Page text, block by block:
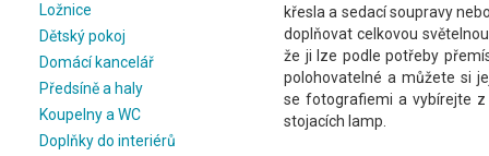
Ložnice
Dětský pokoj
Domácí kancelář
Předsíně a haly
Koupelny a WC
Doplňky do interiérů
křesla a sedací soupravy
doplňovat celkovou
že ji lze podle potřeby
polohovatelné a můžete si
se fotografiemi a vybírejte z
stojacích lamp.